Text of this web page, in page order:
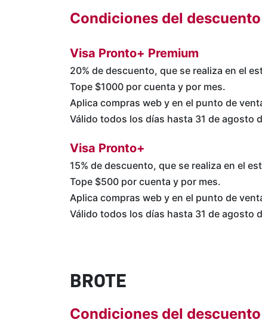
Condiciones del descuento
Visa Pronto+ Premium
20% de descuento, que se realiza en el
Tope $1000 por cuenta y por mes.
Aplica compras web y en el punto de
Válido todos los días hasta 31 de agosto
Visa Pronto+
15% de descuento, que se realiza en el
Tope $500 por cuenta y por mes.
Aplica compras web y en el punto de
Válido todos los días hasta 31 de agosto
BROTE
Condiciones del